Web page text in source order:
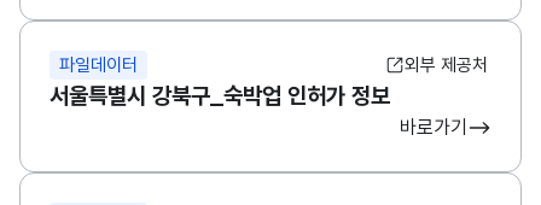
파일데이터 외부 제공처
서울특별시 강북구_숙박업 인허가 정보
바로가기